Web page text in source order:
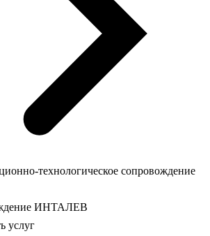
технологическое сопровождение
ИНТАЛЕВ
услуг